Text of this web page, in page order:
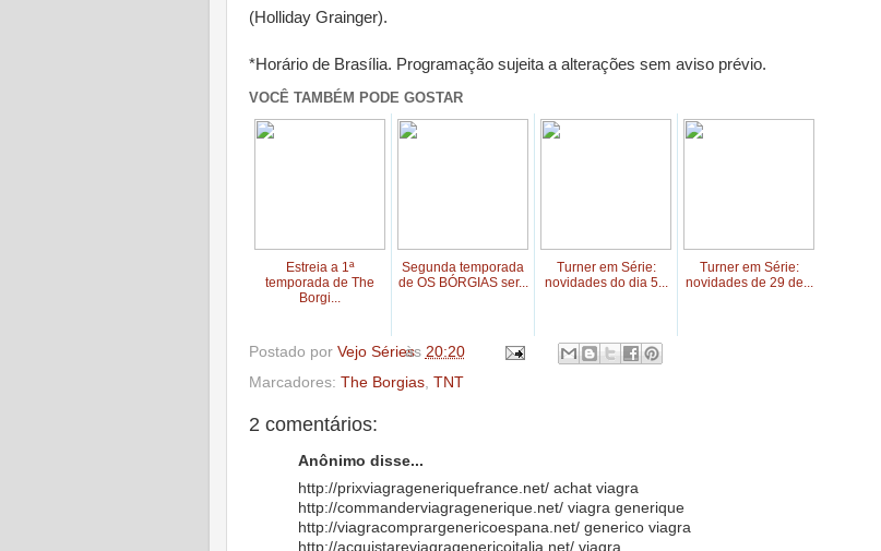
(Holliday Grainger).
*Horário de Brasília. Programação sujeita a alterações sem aviso prévio.
VOCÊ TAMBÉM PODE GOSTAR
Estreia a 1ª
temporada de The
Borgi...
Segunda temporada
de OS BÓRGIAS ser...
Turner em Série:
novidades do dia 5...
Turner em Série:
novidades de 29 de...
Postado por Vejo Sériesàs 20:20
Marcadores: The Borgias, TNT
2 comentários:
Anônimo disse...
http://prixviagrageneriquefrance.net/ achat viagra
http://commanderviagragenerique.net/ viagra generique
http://viagracomprargenericoespana.net/ generico viagra
http://acquistareviagragenericoitalia.net/ viagra